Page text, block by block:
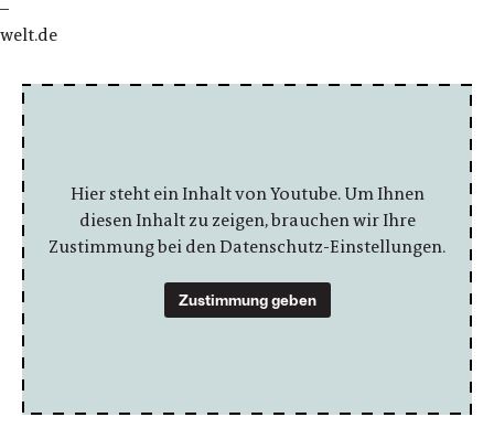
–
welt.de
Hier steht ein Inhalt von Youtube. Um Ihnen
diesen Inhalt zu zeigen, brauchen wir Ihre
Zustimmung bei den Datenschutz-Einstellungen.
Zustimmung geben